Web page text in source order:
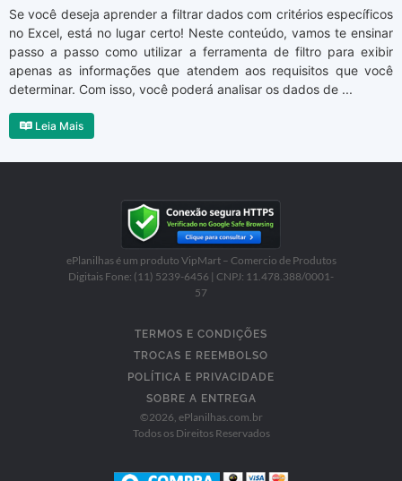
Se você deseja aprender a filtrar dados com critérios específicos
no Excel, está no lugar certo! Neste conteúdo, vamos te ensinar
passo a passo como utilizar a ferramenta de filtro para exibir
apenas as informações que atendem aos requisitos que você
determinar. Com isso, você poderá analisar os dados de ...
Leia Mais
ePlanilhas é um produto VipMart – Comercio de Produtos
Digitais Fone: (11) 5239-6456 | CNPJ: 11.478.388/0001-
57
TERMOS E CONDIÇÕES
TROCAS E REEMBOLSO
POLÍTICA E PRIVACIDADE
SOBRE A ENTREGA
©2026 , ePlanilhas.com.br
Todos os Direitos Reservados